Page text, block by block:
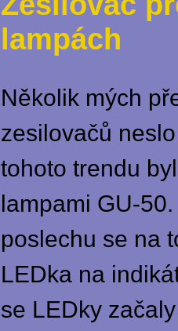
lampách
Několik mých
zesilovačů
tohoto trendu
lampami GU-
poslechu se na
LEDka na
se LEDky